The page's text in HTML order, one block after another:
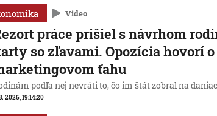
Video
práce prišiel s návrhom
so zľavami. Opozícia hovorí o
ťahu
podľa nej nevráti to, čo im štát zobral na
2026, 19:14:20